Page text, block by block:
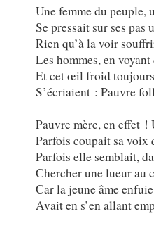
Une femme du peuple,
Se pressait sur ses pas
Rien qu’à la voir
Les hommes, en
Et cet œil froid
S’écriaient : Pauvre
Pauvre mère, en effet
Parfois coupait sa
Parfois elle semblait,
Chercher une lueur au
Car la jeune âme
Avait en s’en allant